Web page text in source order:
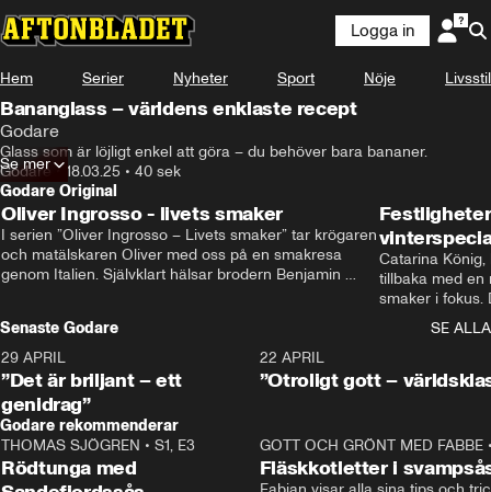
Logga in
Hem Serier Nyheter Sport Nöje Livsstil
Bananglass – världens enklaste recept
Godare
Glass som är löjligt enkel att göra – du behöver bara bananer.
Godare • 18.03.25 • 40 sek
Se mer
Godare Original
Oliver Ingrosso - livets smaker
I serien ”Oliver Ingrosso – Livets smaker” tar krögaren
och matälskaren Oliver med oss på en smakresa
genom Italien. Självklart hälsar brodern Benjamin
Catarina
tillbaka med en
smaker i fokus.
julfavoriter
Senaste Godare
SE ALLA
29 APRIL
”Det är briljant – ett
genidrag”
22 APRIL
”Otroligt gott –
Godare rekommenderar
THOMAS SJÖGREN • S1, E3
Rödtunga med
GOTT OCH GRÖNT MED FABBE
Fläskkotletter i